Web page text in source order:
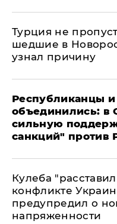
Турция не
шедшие в
узнал причину
Республиканцы
объединились: в
сильную
санкций" против
Кулеба
конфликте
предупредил о
напряженности